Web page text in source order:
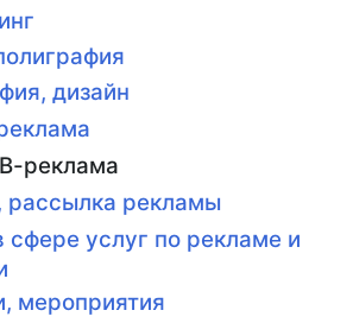
дизайн
реклама
рассылка рекламы
сфере услуг по рекламе и
мероприятия